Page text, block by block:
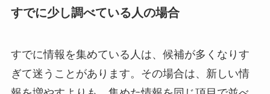
すでに少し調べている人の場合
すでに情報を集めている人は、候補が多くなりす
ぎて迷うことがあります。その場合は、新しい情